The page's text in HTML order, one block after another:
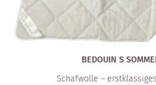
BEDOUIN S
Schafwolle –